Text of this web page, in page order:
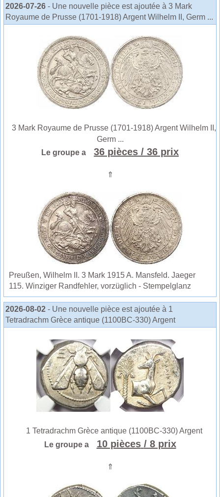
2026-07-26 - Une nouvelle pièce est ajoutée à 3 Mark
Royaume de Prusse (1701-1918) Argent Wilhelm II, Germ ...
3 Mark Royaume de Prusse (1701-1918) Argent Wilhelm II,
Germ ...
Le groupe a
36 pièces / 36 prix
⇑
Preußen, Wilhelm II. 3 Mark 1915 A. Mansfeld. Jaeger
115. Winziger Randfehler, vorzüglich - Stempelglanz
2026-08-02 - Une nouvelle pièce est ajoutée à 1
Tetradrachm Grèce antique (1100BC-330) Argent
1 Tetradrachm Grèce antique (1100BC-330) Argent
Le groupe a
10 pièces / 8 prix
⇑